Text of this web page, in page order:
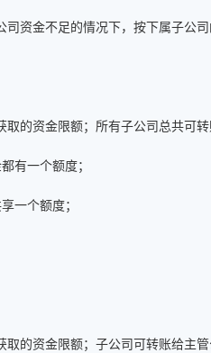
司资金不足的情况下，按下属子公
取的资金限额；所有子公司总共可
有一个额度；
一个额度；
取的资金限额；子公司可转账给主